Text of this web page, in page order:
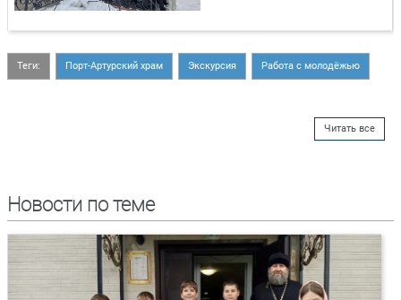
Теги: Порт-Артурский храм Экскурсия Работа с молодёжью
Читать все
Новости по теме